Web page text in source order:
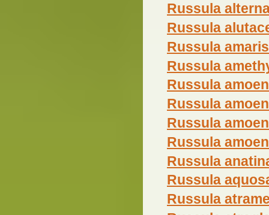
Russula
Russula
Russula
Russula
Russula
Russula
Russula
Russula
Russula
Russula
Russula